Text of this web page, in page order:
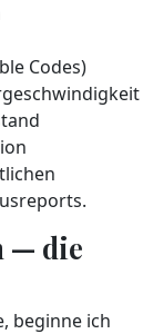
Codes)
— die
beginne ich